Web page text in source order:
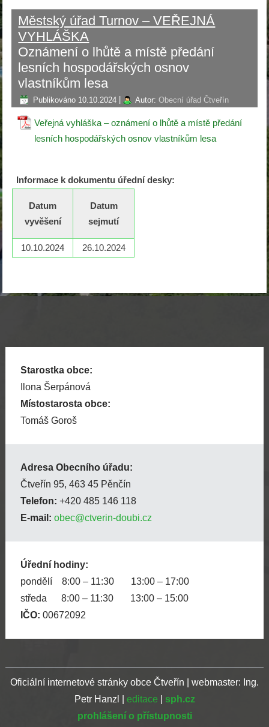
Městský úřad Turnov – VEŘEJNÁ
VYHLÁŠKA
Oznámení o lhůtě a místě předání
lesních hospodářských osnov
vlastníkům lesa
Publikováno 10.10.2024 Autor: Obecní úřad Čtveřín
Veřejná vyhláška – oznámení o lhůtě a místě předání
lesních hospodářských osnov vlastníkům lesa
Informace k dokumentu úřední desky:
Datum
vyvěšení
Datum
sejmutí
10.10.2024 26.10.2024
Starostka obce:
Ilona Šerpánová
Místostarosta obce:
Tomáš Goroš
Adresa Obecního úřadu:
Čtveřín 95, 463 45 Pěnčín
Telefon: +420 485 146 118
E-mail: obec@ctverin-doubi.cz
Úřední hodiny:
pondělí 8:00 – 11:30 13:00 – 17:00
středa 8:00 – 11:30 13:00 – 15:00
IČO: 00672092
Oficiální internetové stránky obce Čtveřín | webmaster: Ing.
Petr Hanzl | editace
sph.cz
prohlášení o přístupnosti